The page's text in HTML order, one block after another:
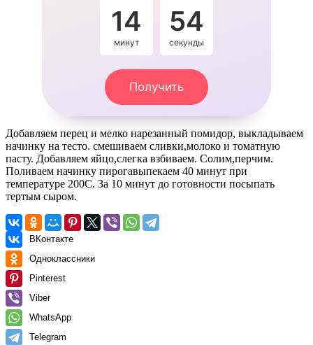
14
минут
54
секунды
Получить
Добавляем перец и мелко нарезанный помидор, выкладываем
начинку на тесто. смешиваем сливки,молоко и томатную
пасту. Добавляем яйцо,слегка взбиваем. Солим,перчим.
Поливаем начинку пирогавыпекаем 40 минут при
температуре 200С. За 10 минут до готовности посыпать
тертым сыром.
ВКонтакте
Одноклассники
Pinterest
Viber
WhatsApp
Telegram